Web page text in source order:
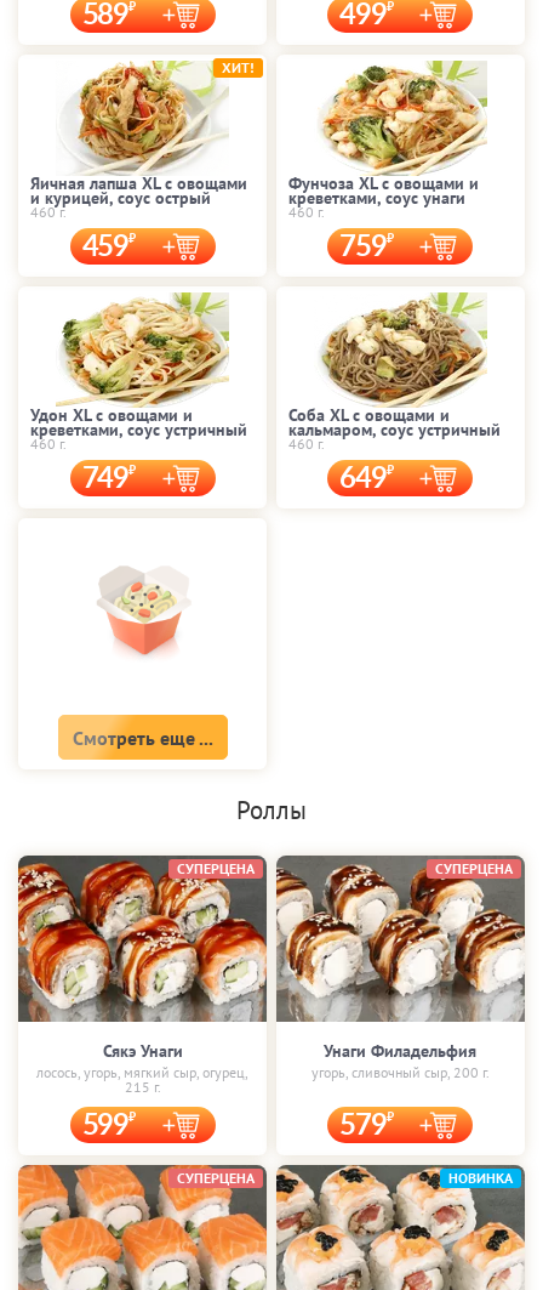
589 499
Яичная лапша XL с овощами
и курицей, соус острый
460 г.
459
ХИТ!
Фунчоза XL с овощами и
креветками, соус унаги
460 г.
759
Удон XL с овощами и
креветками, соус устричный
460 г.
749
Соба XL с овощами и
кальмаром, соус устричный
460 г.
649
Смотреть еще ...
Роллы
Сякэ Унаги
лосось, угорь, мягкий сыр, огурец,
215 г.
599
СУПЕРЦЕНА
Унаги Филадельфия
угорь, сливочный сыр, 200 г.
579
СУПЕРЦЕНА
СУПЕРЦЕНА НОВИНКА